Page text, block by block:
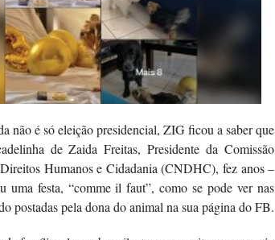
não é só eleição presidencial, ZIG ficou a saber que
de Zaida Freitas, Presidente da Comissão
Humanos e Cidadania (CNDHC), fez anos –
uma festa, “comme il faut”, como se pode ver nas
postadas pela dona do animal na sua página do FB.